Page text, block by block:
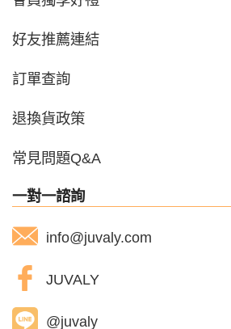
好友推薦連結
訂單查詢
退換貨政策
常見問題Q&A
一對一諮詢
info@juvaly.com
JUVALY
@juvaly